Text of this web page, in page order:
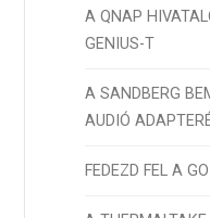
A QNAP
GENIUS-T
A SANDBERG
AUDIÓ
FEDEZD FEL A